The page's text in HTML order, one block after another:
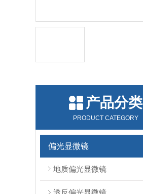
产品分类
PRODUCT CATEGORY
偏光显微镜
地质偏光显微镜
透反偏光显微镜